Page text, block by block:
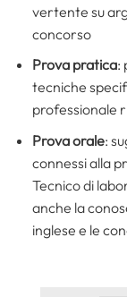
vertente su
concorso
Prova pratica:
tecniche
professionale
Prova orale:
connessi alla
Tecnico di
anche la
inglese e le